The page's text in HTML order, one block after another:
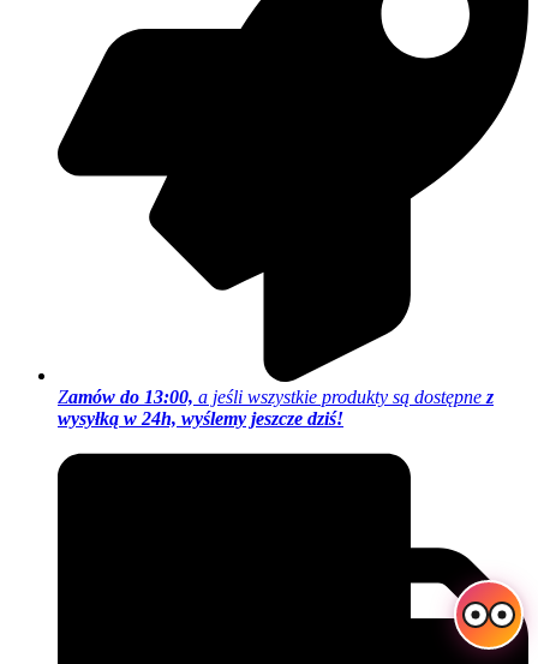
Zamów do 13:00, a jeśli wszystkie produkty są dostępne z
wysyłką w 24h, wyślemy jeszcze dziś!